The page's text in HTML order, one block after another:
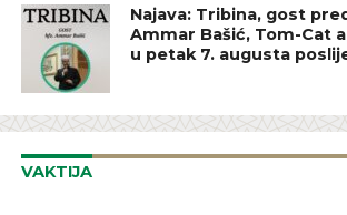
Najava: Tribina, gost
Ammar Bašić, Tom-Cat
u petak 7. augusta
VAKTIJA